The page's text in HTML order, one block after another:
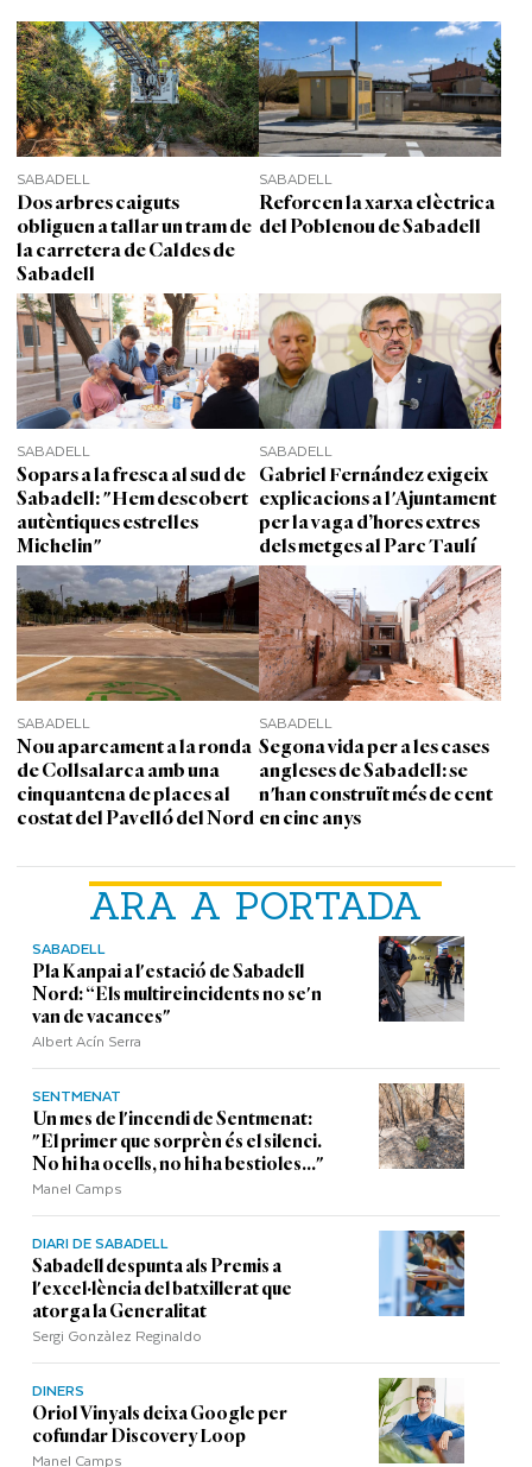
ARA A PORTADA
SABADELL
Pla Kanpai a l'estació de Sabadell
Nord: “Els multireincidents no se'n
van de vacances"
Albert Acín Serra
SENTMENAT
Un mes de l'incendi de Sentmenat:
"El primer que sorprèn és el silenci.
No hi ha ocells, no hi ha bestioles..."
Manel Camps
DIARI DE SABADELL
Sabadell despunta als Premis a
l'excel·lència del batxillerat que
atorga la Generalitat
Sergi Gonzàlez Reginaldo
DINERS
Oriol Vinyals deixa Google per
cofundar Discovery Loop
Manel Camps
SABADELL
Dos arbres caiguts
obliguen a tallar un tram de
la carretera de Caldes de
Sabadell
SABADELL
Reforcen la xarxa elèctrica
del Poblenou de Sabadell
SABADELL
Sopars a la fresca al sud de
Sabadell: "Hem descobert
autèntiques estrelles
Michelin"
SABADELL
Gabriel Fernández exigeix
explicacions a l'Ajuntament
per la vaga d’hores extres
dels metges al Parc Taulí
SABADELL
Nou aparcament a la ronda
de Collsalarca amb una
cinquantena de places al
costat del Pavelló del Nord
SABADELL
Segona vida per a les cases
angleses de Sabadell: se
n'han construït més de cent
en cinc anys